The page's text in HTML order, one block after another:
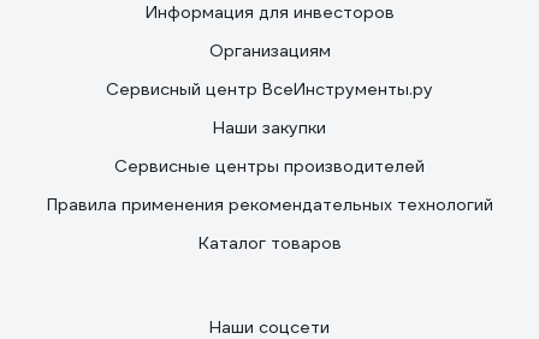
Информация для инвесторов
Организациям
Сервисный центр ВсеИнструменты.ру
Наши закупки
Сервисные центры производителей
Правила применения рекомендательных технологий
Каталог товаров
Наши соцсети